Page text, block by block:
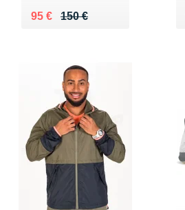
150 €
Au lieu de 150 €
95 €
Vendu 95 €